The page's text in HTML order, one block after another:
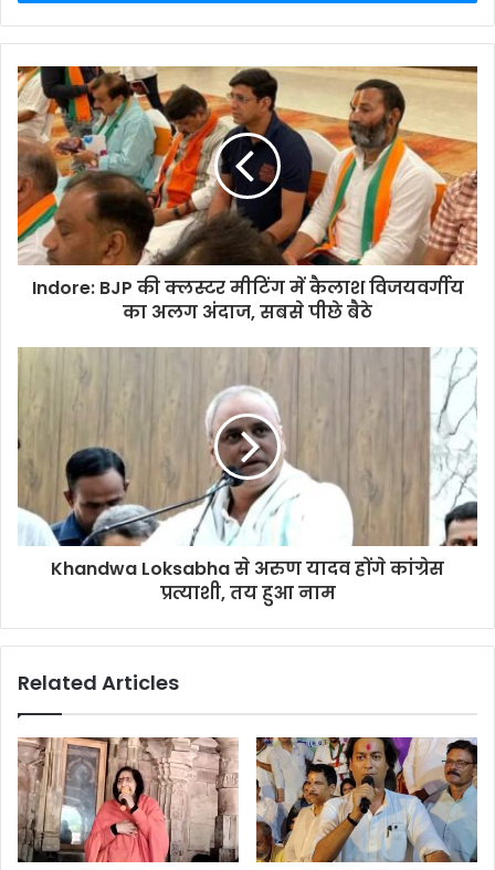
Indore: BJP की क्लस्टर मीटिंग में कैलाश विजयवर्गीय
का अलग अंदाज, सबसे पीछे बैठे
Khandwa Loksabha से अरुण यादव होंगे कांग्रेस
प्रत्याशी, तय हुआ नाम
Related Articles